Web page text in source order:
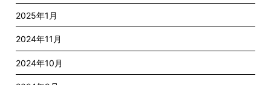
2025年1月
2024年11月
2024年10月